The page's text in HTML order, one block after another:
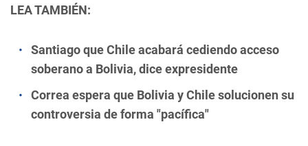
LEA TAMBIÉN:
Santiago que Chile acabará cediendo acceso
soberano a Bolivia, dice expresidente
Correa espera que Bolivia y Chile solucionen su
controversia de forma "pacífica"